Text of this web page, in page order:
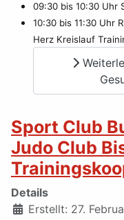
09:30 bis 10:30 Uhr
10:30 bis 11:30 Uhr
Herz Kreislauf
Sport Club
Judo Club
Details
Erstellt: 27.